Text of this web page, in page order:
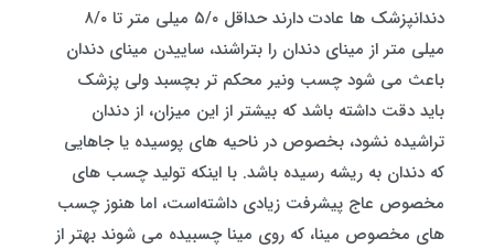
دندانپزشک ها عادت دارند حداقل ۵/۰ میلی متر تا ۸/۰
میلی متر از مینای دندان را بتراشند، ساییدن مینای دندان
باعث می شود چسب ونیر محکم تر بچسبد ولی پزشک
باید دقت داشته باشد که بیشتر از این میزان، از دندان
تراشیده نشود، بخصوص در ناحیه های پوسیده یا جاهایی
که دندان به ریشه رسیده باشد. با اینکه تولید چسب های
مخصوص عاج پیشرفت زیادی داشته‌است، اما هنوز چسب
های مخصوص مینا، که روی مینا چسبیده می شوند بهتر از